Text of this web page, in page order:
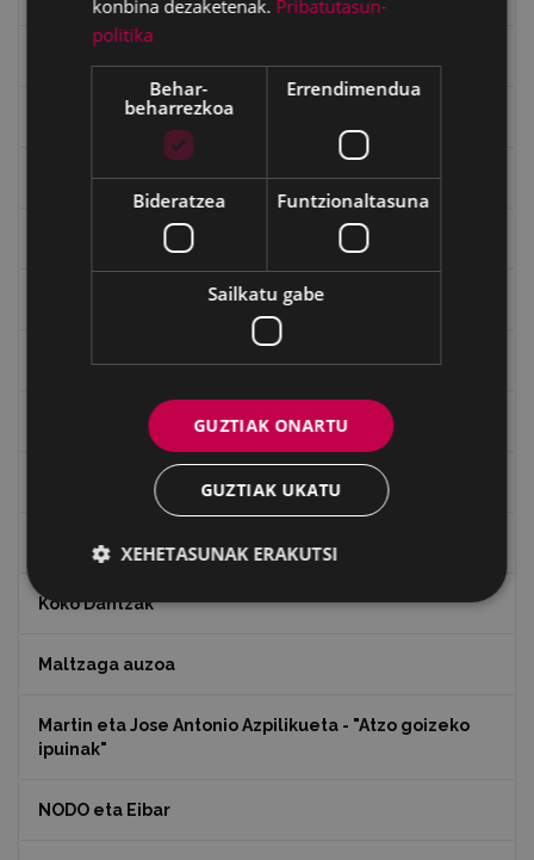
Gerra Zibilaren Interpretazio Zentroa
Gerrako umeak
Ignacio Zuloaga (1870-2020)
Ignazio Zuloagaren margolanak Eibarko dendetan
Indalecio Ojanguren, Gipuzkoako Foru Aldundia
Juan Antonio Palacios HARRIA
Julen Zabaletaren marrazkiak
Koko Dantzak
Maltzaga auzoa
Martin eta Jose Antonio Azpilikueta - "Atzo goizeko
ipuinak"
NODO eta Eibar
konbina dezaketenak. Pribatutasun-
politika
Behar-
beharrezkoa
Errendimendua
Bideratzea Funtzionaltasuna
Sailkatu gabe
GUZTIAK ONARTU
GUZTIAK UKATU
XEHETASUNAK ERAKUTSI